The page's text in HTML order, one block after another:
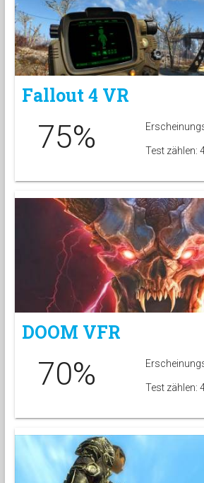
Fallout 4 VR
75% Test zählen:
DOOM VFR
70% Test zählen: